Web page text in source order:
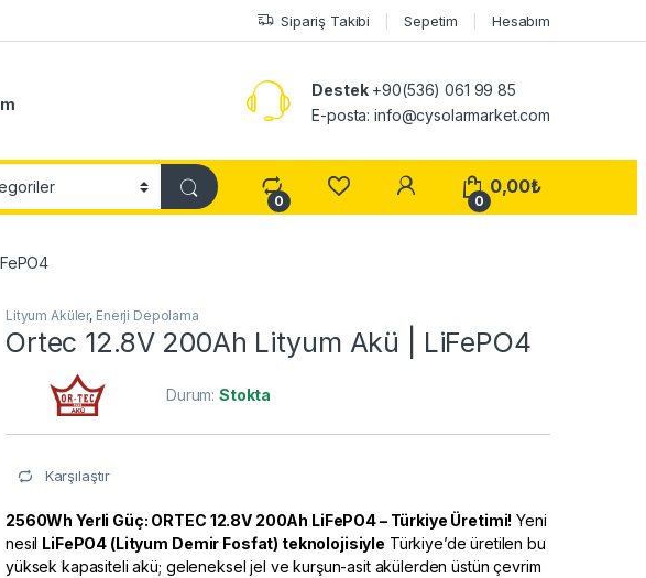
Sipariş Takibi Sepetim Hesabım
Destek+90(536) 061 99 85
E-posta: info@cysolarmarket.com
0
My Account
0
0,00₺
Lityum Aküler, Enerji Depolama
Ortec 12.8V 200Ah Lityum Akü | LiFePO4
Durum:Stokta
Karşılaştır
2560Wh Yerli Güç: ORTEC 12.8V 200Ah LiFePO4 – Türkiye Üretimi! Yeni
nesil LiFePO4 (Lityum Demir Fosfat) teknolojisiyle Türkiye’de üretilen bu
yüksek kapasiteli akü; geleneksel jel ve kurşun-asit akülerden üstün çevrim